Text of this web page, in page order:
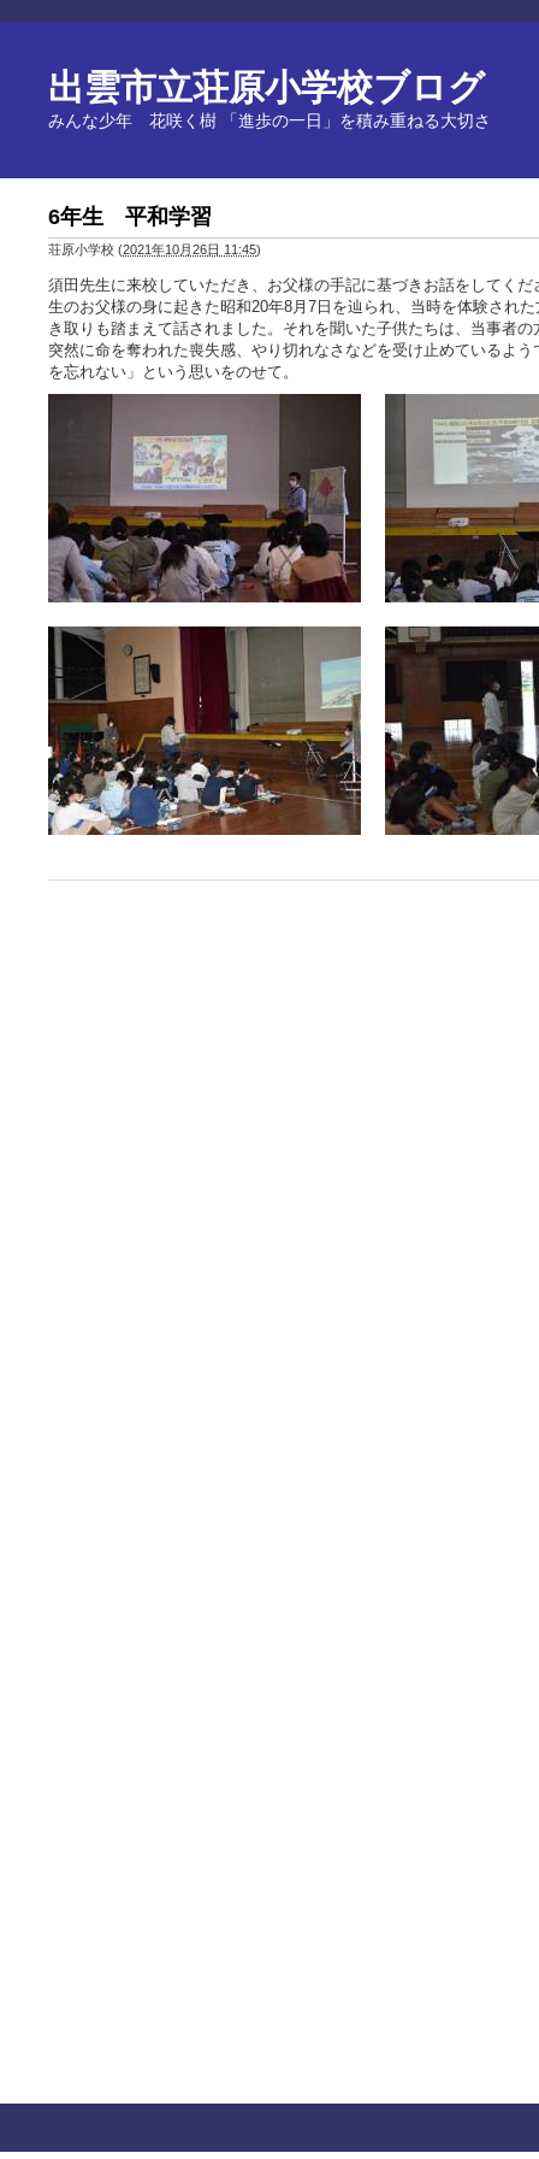
出雲市立荘原小学校ブログ
みんな少年 花咲く樹 「進歩の一日」を積み重ねる大切さ
6年生 平和学習
荘原小学校 (2021年10月26日 11:45)
須田先生に来校していただき、お父様の手記に基づきお話をしてくだ
生のお父様の身に起きた昭和20年8月7日を辿られ、当時を体験され
き取りも踏まえて話されました。それを聞いた子供たちは、当事者
突然に命を奪われた喪失感、やり切れなさなどを受け止めているよ
を忘れない」という思いをのせて。